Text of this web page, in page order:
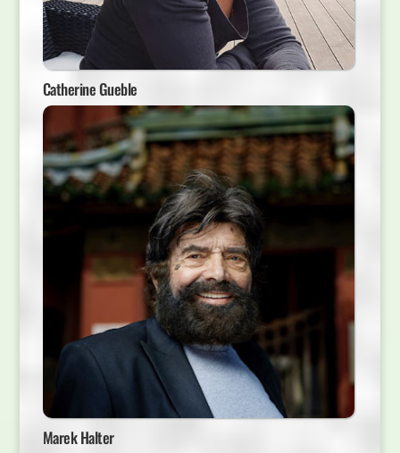
Catherine Gueble
Marek Halter